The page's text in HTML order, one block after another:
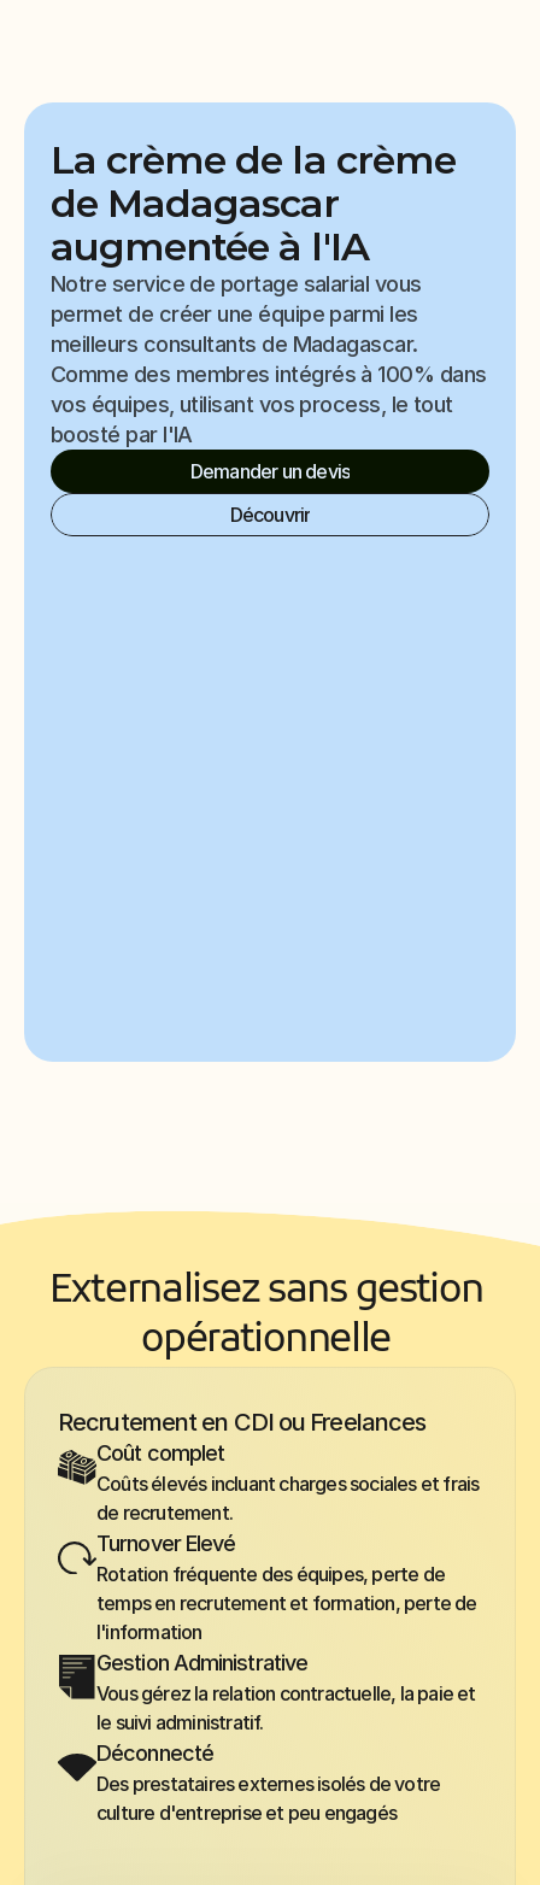
Cas client
Métiers
Tarifs
Blog
FAQ
Contact
La crème de la crème
de Madagascar
augmentée à l'IA
Notre service de portage salarial vous
permet de créer une équipe parmi les
meilleurs consultants de Madagascar.
Comme des membres intégrés à 100% dans
vos équipes, utilisant vos process, le tout
boosté par l'IA
Demander un devis
Découvrir
Externalisez sans gestion
opérationnelle
Recrutement en CDI ou Freelances
Coût complet
Coûts élevés incluant charges sociales et frais
de recrutement.
Turnover Elevé
Rotation fréquente des équipes, perte de
temps en recrutement et formation, perte de
l'information
Gestion Administrative
Vous gérez la relation contractuelle, la paie et
le suivi administratif.
Déconnecté
Des prestataires externes isolés de votre
culture d'entreprise et peu engagés